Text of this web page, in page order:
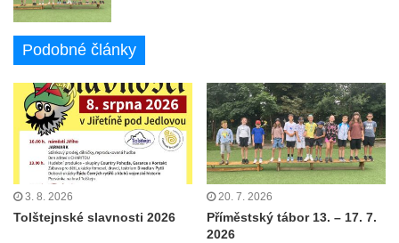
Podobné články
3. 8. 2026
Tolštejnské slavnosti 2026
20. 7. 2026
Příměstský tábor 13. – 17. 7.
2026